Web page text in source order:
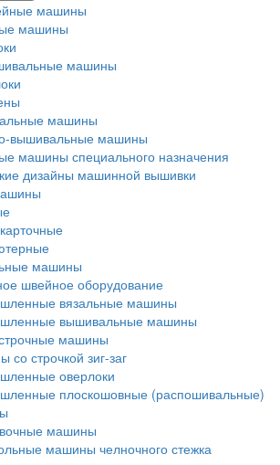
машины
машины
машины
машины
вышивальные машины
машины специального назначения
дизайны машинной вышивки
машины
швейное оборудование
вязальные машины
вышивальные машины
машины
со строчкой зиг-заг
оверлоки
плоскошовные (распошивальные)
машины
машины челночного стежка